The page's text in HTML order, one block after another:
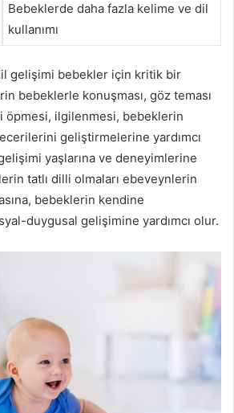
Bebeklerde daha fazla kelime ve dil
kullanımı
gelişimi bebekler için kritik bir
bebeklerle konuşması, göz teması
öpmesi, ilgilenmesi, bebeklerin
geliştirmelerine yardımcı
yaşlarına ve deneyimlerine
tatlı dilli olmaları ebeveynlerin
bebeklerin kendine
duygusal gelişimine yardımcı olur.